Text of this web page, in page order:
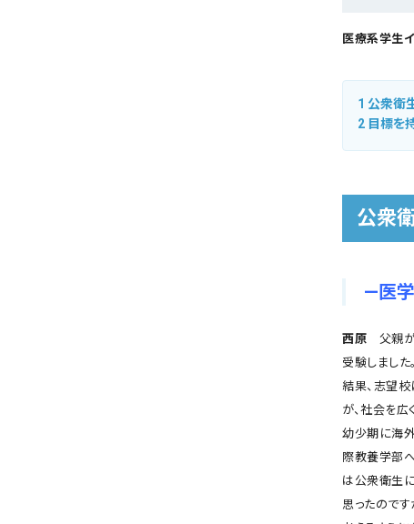
医療系学生イ
1 公衆衛
2 目標を
公衆
―医学
西原 父親が
受験しました
結果、志望
が、社会を広
幼少期に海外
際教養学部
は公衆衛生
思ったので